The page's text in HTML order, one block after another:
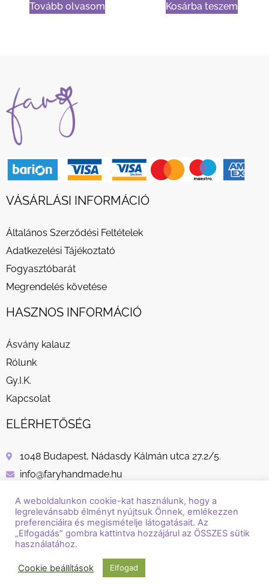
Tovább olvasom Kosárba teszem
VÁSÁRLÁSI INFORMÁCIÓ
Általános Szerződési Feltételek
Adatkezelési Tájékoztató
Fogyasztóbarát
Megrendelés követése
HASZNOS INFORMÁCIÓ
Ásvány kalauz
Rólunk
Gy.I.K.
Kapcsolat
ELÉRHETŐSÉG
1048 Budapest, Nádasdy Kálmán utca 27.2/5.
info@faryhandmade.hu
A weboldalunkon cookie-kat használunk, hogy a
legrelevánsabb élményt nyújtsuk Önnek, emlékezzen
preferenciáira és megismételje látogatásait. Az
„Elfogadás” gombra kattintva hozzájárul az ÖSSZES sütik
használatához.
Cookie beállítások Elfogad